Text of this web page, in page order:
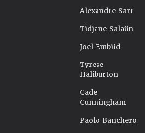
Alexandre Sarr
Tidjane Salaün
Joel Embiid
Tyrese
Haliburton
Cade
Cunningham
Paolo Banchero